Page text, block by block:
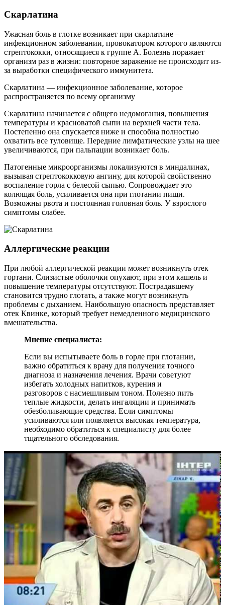
Скарлатина
Ужасная боль в глотке возникает при скарлатине –
инфекционном заболевании, провокатором которого являются
стрептококки, относящиеся к группе А. Болезнь поражает
организм раз в жизни: повторное заражение не происходит из-
за выработки специфического иммунитета.
Скарлатина — инфекционное заболевание, которое
распространяется по всему организму
Скарлатина начинается с общего недомогания, повышения
температуры и красноватой сыпи на верхней части тела.
Постепенно она спускается ниже и способна полностью
охватить все туловище. Передние лимфатические узлы на шее
увеличиваются, при пальпации возникает боль.
Патогенные микроорганизмы локализуются в миндалинах,
вызывая стрептококковую ангину, для которой свойственно
воспаление горла с белесой сыпью. Сопровождает это
колющая боль, усиливается она при глотании пищи.
Возможны рвота и постоянная головная боль. У взрослого
симптомы слабее.
Аллергические реакции
При любой аллергической реакции может возникнуть отек
гортани. Слизистые оболочки опухают, при этом кашель и
повышение температуры отсутствуют. Пострадавшему
становится трудно глотать, а также могут возникнуть
проблемы с дыханием. Наибольшую опасность представляет
отек Квинке, который требует немедленного медицинского
вмешательства.
Мнение специалиста:
Если вы испытываете боль в горле при глотании,
важно обратиться к врачу для получения точного
диагноза и назначения лечения. Врачи советуют
избегать холодных напитков, курения и
разговоров с насмешливым тоном. Полезно пить
теплые жидкости, делать ингаляции и принимать
обезболивающие средства. Если симптомы
усиливаются или появляется высокая температура,
необходимо обратиться к специалисту для более
тщательного обследования.